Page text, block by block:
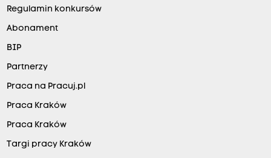
Regulamin konkursów
Abonament
BIP
Partnerzy
Praca na Pracuj.pl
Praca Kraków
Praca Kraków
Targi pracy Kraków